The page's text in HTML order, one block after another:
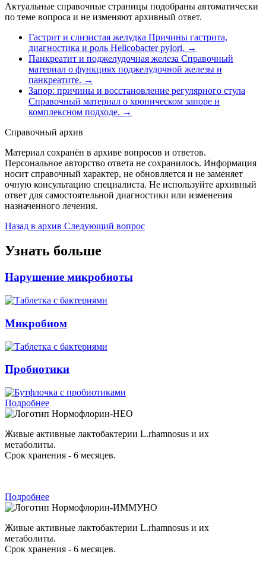
Актуальные справочные страницы подобраны автоматически
по теме вопроса и не изменяют архивный ответ.
Гастрит и слизистая желудка Причины гастрита,
диагностика и роль Helicobacter pylori. →
Панкреатит и поджелудочная железа Справочный
материал о функциях поджелудочной железы и
панкреатите. →
Запор: причины и восстановление регулярного стула
Справочный материал о хроническом запоре и
комплексном подходе. →
Справочный архив
Материал сохранён в архиве вопросов и ответов.
Персональное авторство ответа не сохранилось. Информация
носит справочный характер, не обновляется и не заменяет
очную консультацию специалиста. Не используйте архивный
ответ для самостоятельной диагностики или изменения
назначенного лечения.
Назад в архив Следующий вопрос
Узнать больше
Нарушение микробиоты
Микробиом
Пробиотики
Подробнее
Нормофлорин-НЕО
Живые активные лактобактерии L.rhamnosus и их
метаболиты.
Срок хранения - 6 месяцев.
Подробнее
Нормофлорин-ИММУНО
Живые активные лактобактерии L.rhamnosus и их
метаболиты.
Срок хранения - 6 месяцев.